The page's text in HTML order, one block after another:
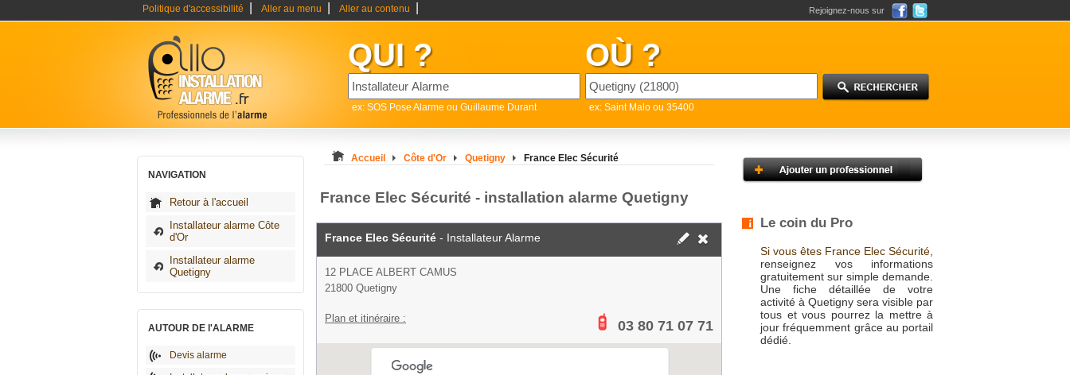
Politique d'accessibilité Aller au menu Aller au contenu Rejoignez-nous sur
QUI ?
ex: SOS Pose Alarme ou Guillaume Durant
OÙ ?
ex: Saint Malo ou 35400
NAVIGATION
Retour à l'accueil
Installateur alarme Côte
d'Or
Installateur alarme
Quetigny
AUTOUR DE l'ALARME
Devis alarme
Accueil Côte d'Or Quetigny France Elec Sécurité
France Elec Sécurité - installation alarme Quetigny
France Elec Sécurité - Installateur Alarme
12 PLACE ALBERT CAMUS
21800 Quetigny
Plan et itinéraire : 03 80 71 07 71
Le coin du Pro
Si vous êtes France Elec Sécurité,
renseignez vos informations
gratuitement sur simple demande.
Une fiche détaillée de votre
activité à Quetigny sera visible par
tous et vous pourrez la mettre à
jour fréquemment grâce au portail
dédié.